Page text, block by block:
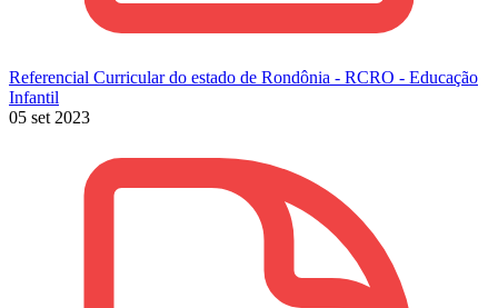
Referencial Curricular do estado de Rondônia - RCRO - Educação
Infantil
05 set 2023